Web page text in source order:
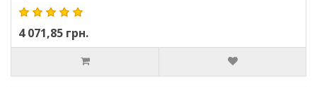
4 071,85 грн.